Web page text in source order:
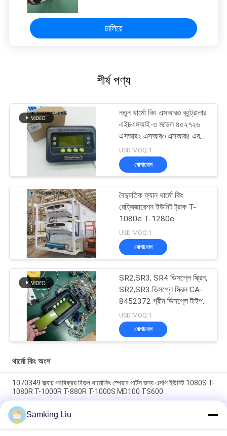
চালিয়ে
শীর্ষ পণ্য
নতুন থার্মো কিং এসআর৩ কন্ট্রোলার
এইচএমআই-৩ মডেল ৪৫২৭২৬
এসআর২ এসআর৩ এসআর৪ এর
জন্য মেরামত পরিষেবা সহ
USD MOQ:1
যোগাযোগ
বৈদ্যুতিক ফ্যান থার্মো কিং
রেফ্রিজারেশন ইউনিট ট্রাক T-
1080e T-1280e
USD MOQ:1
যোগাযোগ
SR2,SR3, SR4 ডিসপ্লে স্ক্রিন,
SR2,SR3 ডিসপ্লে স্ক্রিন CA-
8452372 গ্রীন ডিসপ্লে টাইপ
এলসিডি স্ক্রিন থার্মো কিং SB210
SB230 HMIs আফটারমার্কেট
স্পেয়ার পার্টস
USD MOQ:1
যোগাযোগ
থার্মো কিং অংশ
1070349 ক্ল্যাচ পরবিক্রয় বিকল্প থার্মোকিং স্পেয়ার পার্টস জন্য এসপি ইউনিট 1080S T-
1080R T-1000R T-880R T-1000S MD100 TS600
থার্মোকিং ক্লাচ 1070349 রেফ্রিজারেটরের জন্য খুচরা যন্ত্রাংশ এসপি ইউনিট টি -1080
এস টি -1080 আর টি -1000 আর টি -880 আর টি -1000 এস এমডি 100 টিএস
600 এর জন্য
Samking Liu